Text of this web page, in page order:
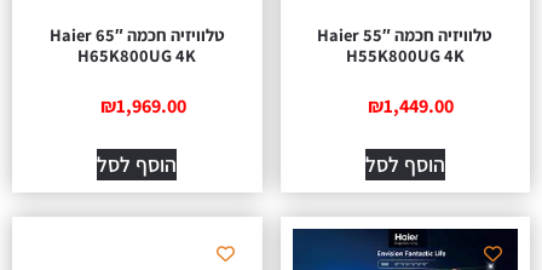
טלוויזיה חכמה 55″ Haier
H55K800UG 4K
₪1,449.00
הוסף לסל
טלוויזיה חכמה 65″ Haier
H65K800UG 4K
₪1,969.00
הוסף לסל